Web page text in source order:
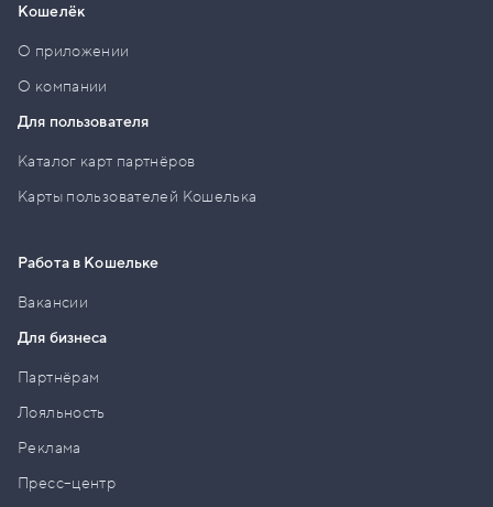
Кошелёк
О приложении
О компании
Для пользователя
Каталог карт партнёров
Карты пользователей Кошелька
Работа в Кошельке
Вакансии
Для бизнеса
Партнёрам
Лояльность
Реклама
Пресс–центр